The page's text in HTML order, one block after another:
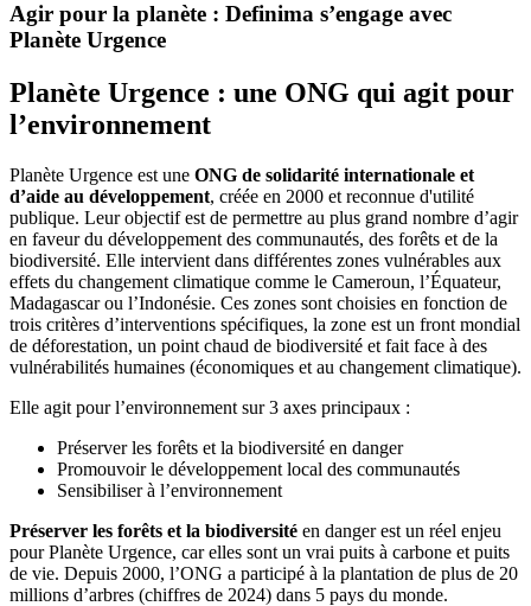
Agir pour la planète : Definima s’engage avec
Planète Urgence
Planète Urgence : une ONG qui agit pour
l’environnement
Planète Urgence est une ONG de solidarité internationale et
d’aide au développement, créée en 2000 et reconnue d'utilité
publique. Leur objectif est de permettre au plus grand nombre d’agir
en faveur du développement des communautés, des forêts et de la
biodiversité. Elle intervient dans différentes zones vulnérables aux
effets du changement climatique comme le Cameroun, l’Équateur,
Madagascar ou l’Indonésie. Ces zones sont choisies en fonction de
trois critères d’interventions spécifiques, la zone est un front mondial
de déforestation, un point chaud de biodiversité et fait face à des
vulnérabilités humaines (économiques et au changement climatique).
Elle agit pour l’environnement sur 3 axes principaux :
Préserver les forêts et la biodiversité en danger
Promouvoir le développement local des communautés
Sensibiliser à l’environnement
Préserver les forêts et la biodiversité en danger est un réel enjeu
pour Planète Urgence, car elles sont un vrai puits à carbone et puits
de vie. Depuis 2000, l’ONG a participé à la plantation de plus de 20
millions d’arbres (chiffres de 2024) dans 5 pays du monde.